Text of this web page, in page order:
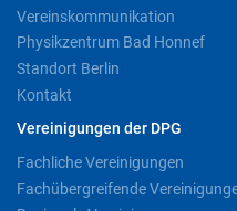
Vereinskommunikation
Physikzentrum Bad Honnef
Standort Berlin
Kontakt
Vereinigungen der DPG
Fachliche Vereinigungen
Fachübergreifende